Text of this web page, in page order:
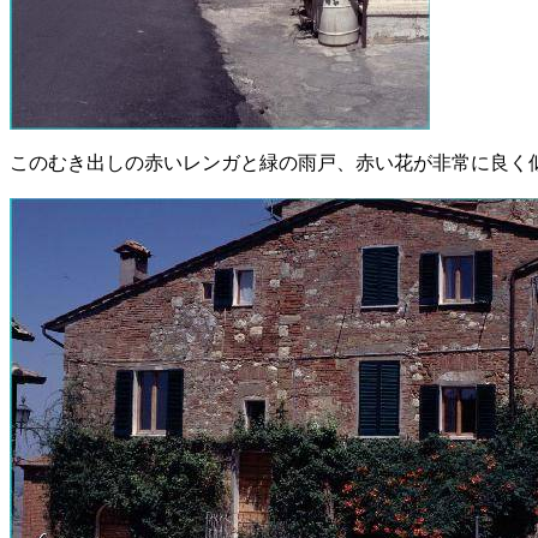
このむき出しの赤いレンガと緑の雨戸、赤い花が非常に良く